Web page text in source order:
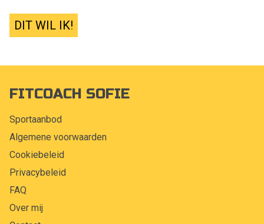
DIT WIL IK!
FITCOACH SOFIE
Sportaanbod
Algemene voorwaarden
Cookiebeleid
Privacybeleid
FAQ
Over mij